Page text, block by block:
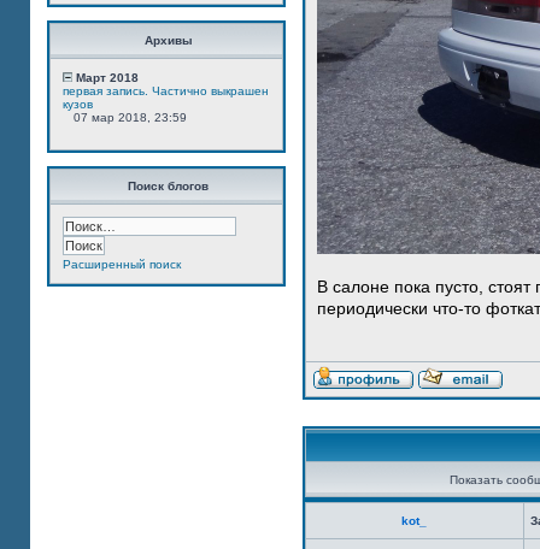
Архивы
Март 2018
первая запись. Частично выкрашен
кузов
07 мар 2018, 23:59
Поиск блогов
Расширенный поиск
В салоне пока пусто,
периодически что-то
Показать
kot_